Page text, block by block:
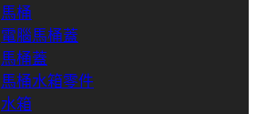
馬桶
電腦馬桶蓋
馬桶蓋
馬桶水箱零件
水箱